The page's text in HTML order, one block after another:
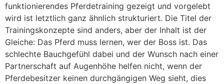
funktionierendes Pferdetraining gezeigt und vorgelebt
wird ist letztlich ganz ähnlich strukturiert. Die Titel der
Trainingskonzepte sind anders, aber der Inhalt ist der
Gleiche: Das Pferd muss lernen, wer der Boss ist. Das
schlechte Bauchgefühl dabei und der Wunsch nach einer
Partnerschaft auf Augenhöhe helfen nicht, wenn der
Pferdebesitzer keinen durchgängigen Weg sieht, dies